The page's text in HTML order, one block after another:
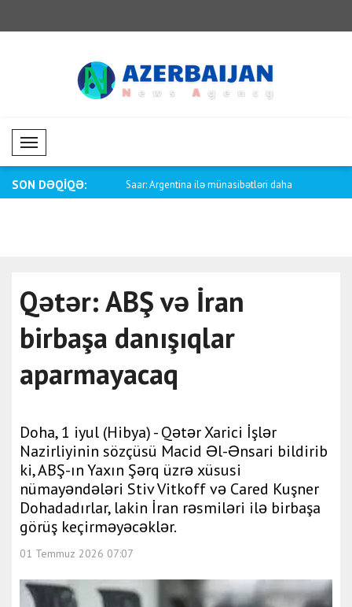
Mobil Menü
SON DƏQİQƏ:
Baqaeidən Trampa Saar: Argentina ilə münasibətləri daha
Qətər: ABŞ və İran
birbaşa danışıqlar
aparmayacaq
Doha, 1 iyul (Hibya) - Qətər Xarici İşlər
Nazirliyinin sözçüsü Macid Əl-Ənsari bildirib
ki, ABŞ-ın Yaxın Şərq üzrə xüsusi
nümayəndələri Stiv Vitkoff və Cared Kuşner
Dohadadırlar, lakin İran rəsmiləri ilə birbaşa
görüş keçirməyəcəklər.
01 Temmuz 2026 07:07